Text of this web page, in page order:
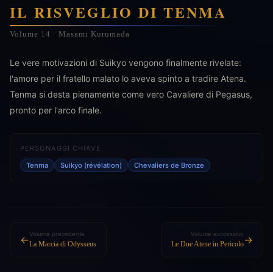
IL RISVEGLIO DI TENMA
Volume 14 · Masami Kurumada
Le vere motivazioni di Suikyo vengono finalmente rivelate:
l'amore per il fratello malato lo aveva spinto a tradire Atena.
Tenma si desta pienamente come vero Cavaliere di Pegasus,
pronto per l'arco finale.
PERSONAGGI CHIAVE
Tenma Suikyo (révélation) Chevaliers de Bronze
←Volume precedente
La Marcia di Odysseus
Volume successivo
Le Due Atene in Pericolo→